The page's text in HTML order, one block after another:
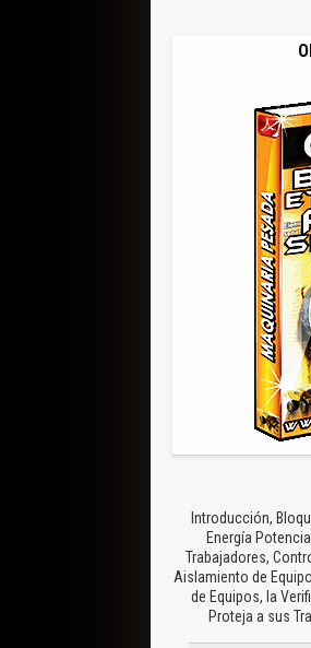
Introducción,
Energía
Trabajadores,
Aislamiento de
de Equipos, la
Proteja a sus